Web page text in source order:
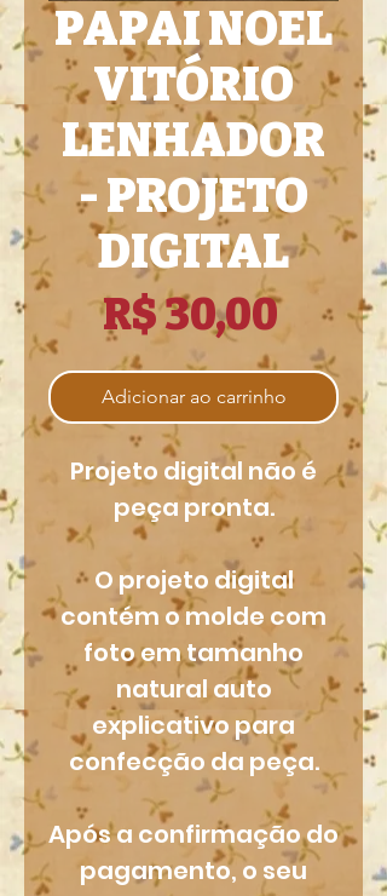
PAPAI NOEL
VITÓRIO
LENHADOR
- PROJETO
DIGITAL
R$ 30,00Preço
Adicionar ao carrinho
Projeto digital não é
peça pronta.
O projeto digital
contém o molde com
foto em tamanho
natural auto
explicativo para
confecção da peça.
Após a confirmação do
pagamento, o seu